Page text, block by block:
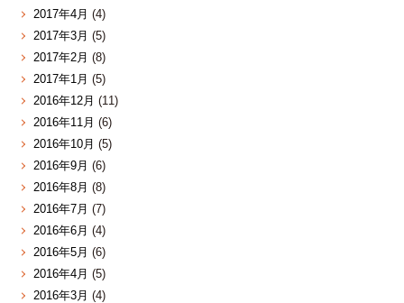
2017年4月 (4)
2017年3月 (5)
2017年2月 (8)
2017年1月 (5)
2016年12月 (11)
2016年11月 (6)
2016年10月 (5)
2016年9月 (6)
2016年8月 (8)
2016年7月 (7)
2016年6月 (4)
2016年5月 (6)
2016年4月 (5)
2016年3月 (4)